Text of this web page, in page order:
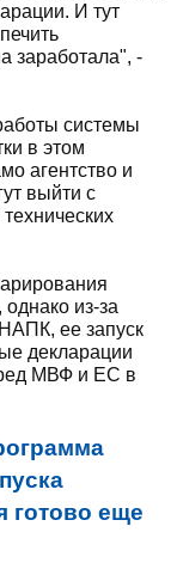
И тут
заработала", -
системы
в этом
агентство и
выйти с
из-за
ее запуск
декларации
МВФ и ЕС в
готово еще